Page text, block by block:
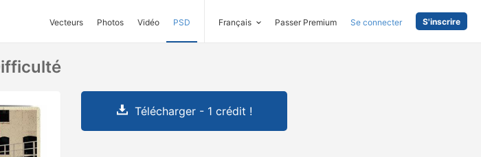
Vecteurs Photos Vidéo PSD Français Passer Premium Se connecter S'inscrire
Télécharger - 1 crédit !